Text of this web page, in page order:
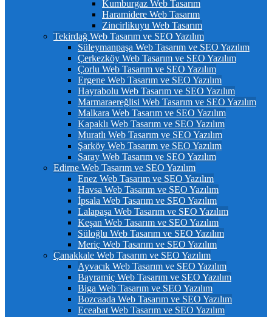
Kumburgaz Web Tasarım
Haramidere Web Tasarım
Zincirlikuyu Web Tasarım
Tekirdağ Web Tasarım ve SEO Yazılım
Süleymanpaşa Web Tasarım ve SEO Yazılım
Çerkezköy Web Tasarım ve SEO Yazılım
Çorlu Web Tasarım ve SEO Yazılım
Ergene Web Tasarım ve SEO Yazılım
Hayrabolu Web Tasarım ve SEO Yazılım
Marmaraereğlisi Web Tasarım ve SEO Yazılım
Malkara Web Tasarım ve SEO Yazılım
Kapaklı Web Tasarım ve SEO Yazılım
Muratlı Web Tasarım ve SEO Yazılım
Şarköy Web Tasarım ve SEO Yazılım
Saray Web Tasarım ve SEO Yazılım
Edirne Web Tasarım ve SEO Yazılım
Enez Web Tasarım ve SEO Yazılım
Havsa Web Tasarım ve SEO Yazılım
İpsala Web Tasarım ve SEO Yazılım
Lalapaşa Web Tasarım ve SEO Yazılım
Keşan Web Tasarım ve SEO Yazılım
Süloğlu Web Tasarım ve SEO Yazılım
Meriç Web Tasarım ve SEO Yazılım
Çanakkale Web Tasarım ve SEO Yazılım
Ayvacık Web Tasarım ve SEO Yazılım
Bayramiç Web Tasarım ve SEO Yazılım
Biga Web Tasarım ve SEO Yazılım
Bozcaada Web Tasarım ve SEO Yazılım
Eceabat Web Tasarım ve SEO Yazılım